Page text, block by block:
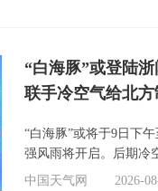
“白海豚”或登陆
联手冷空气给北
“白海豚”或将于9日下
强风雨将开启。后期冷
中国天气网
2026-